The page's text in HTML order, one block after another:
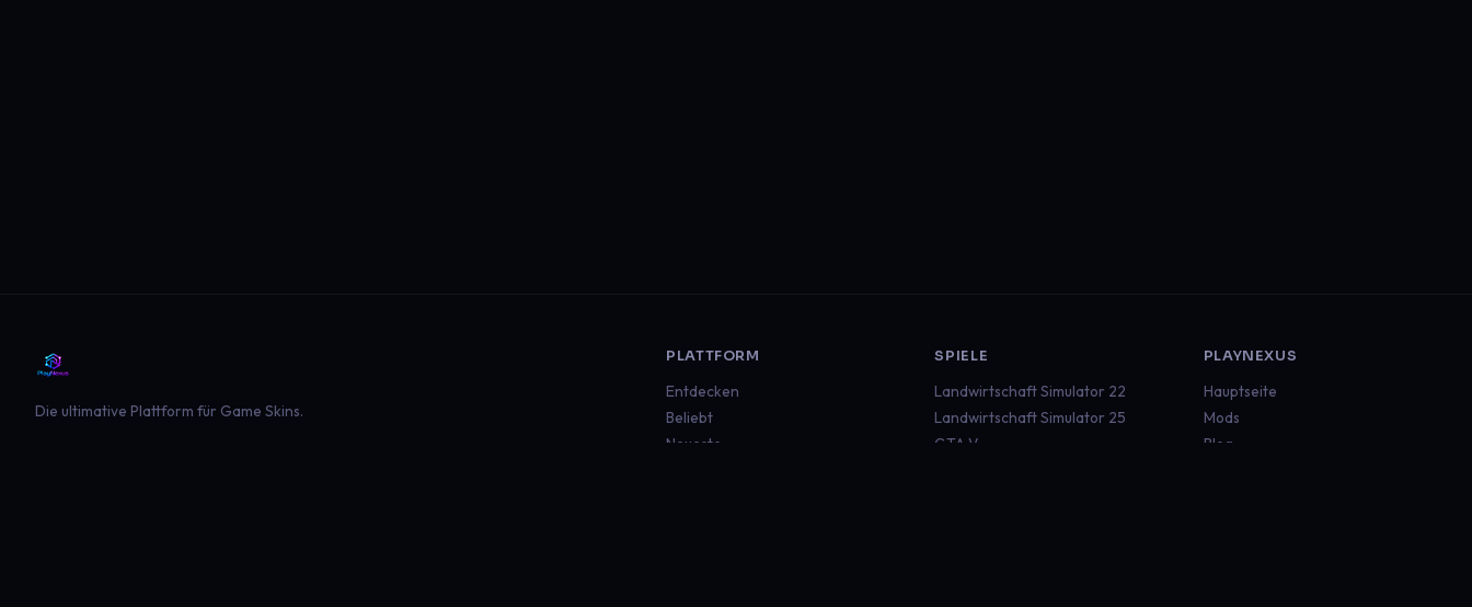
Die ultimative Plattform für Game Skins.
PLATTFORM
Entdecken
Beliebt
Neueste
SPIELE
Landwirtschaft Simulator 22
Landwirtschaft Simulator 25
GTA V
PLAYNEXUS
Hauptseite
Mods
Blog